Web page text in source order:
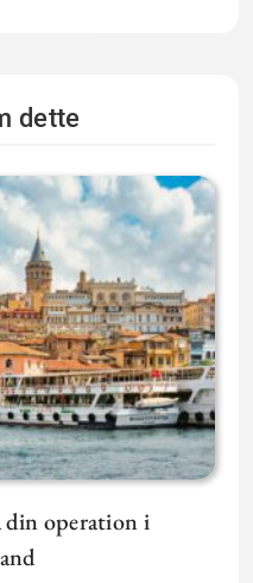
dette
din operation i